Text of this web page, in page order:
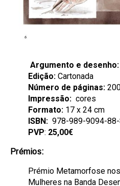
Argumento e desenho:
Edição: Cartonada
Número de páginas:
Impressão: cores
Formato: 17 x 24 cm
ISBN: 978-989-9094-
PVP: 25,00€
Prémios:
Prémio Metamorfose
Mulheres na Banda